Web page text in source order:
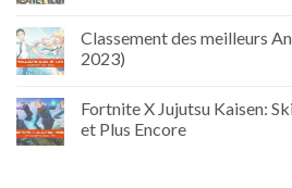
Classement des meilleurs
2023)
Fortnite X Jujutsu Kaisen:
et Plus Encore